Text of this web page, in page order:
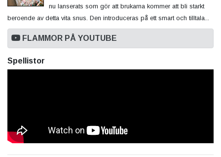
nu lanserats som gör att brukarna kommer att bli starkt
beroende av detta vita snus. Den introduceras på ett smart och tilltala...
FLAMMOR PÅ YOUTUBE
Spellistor